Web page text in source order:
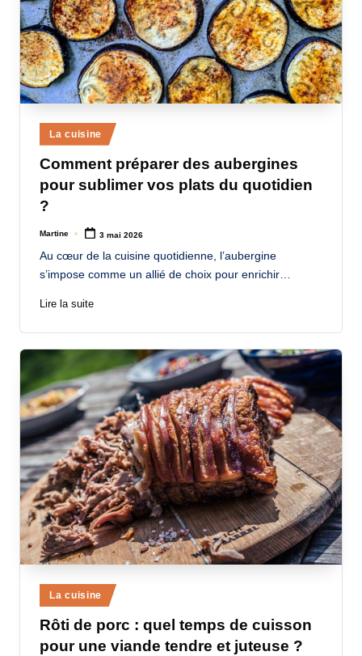
Posted
in
La cuisine
Comment préparer des aubergines
pour sublimer vos plats du quotidien
?
Posted
Martine 3 mai 2026
Au cœur de la cuisine quotidienne, l’aubergine
s’impose comme un allié de choix pour enrichir…
Lire la suite
Posted
in
La cuisine
Rôti de porc : quel temps de cuisson
pour une viande tendre et juteuse ?